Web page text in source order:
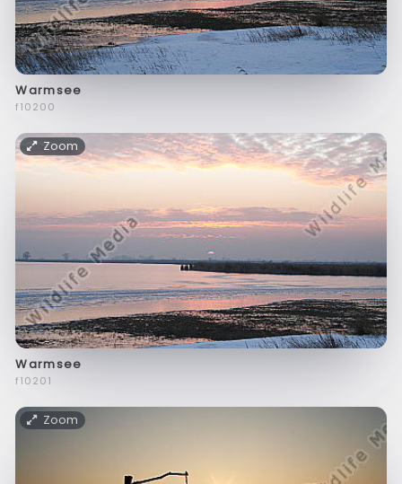
Warmsee
f10200
Zoom
Warmsee
f10201
Zoom